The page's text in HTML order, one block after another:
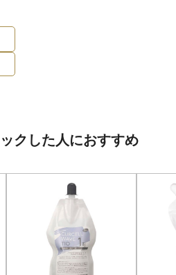
クした人におすすめ